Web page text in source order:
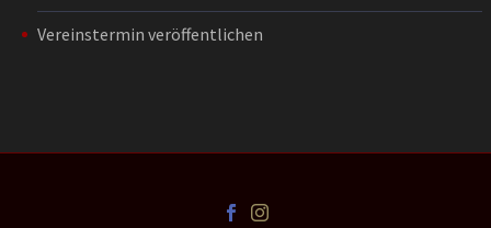
Vereinstermin veröffentlichen